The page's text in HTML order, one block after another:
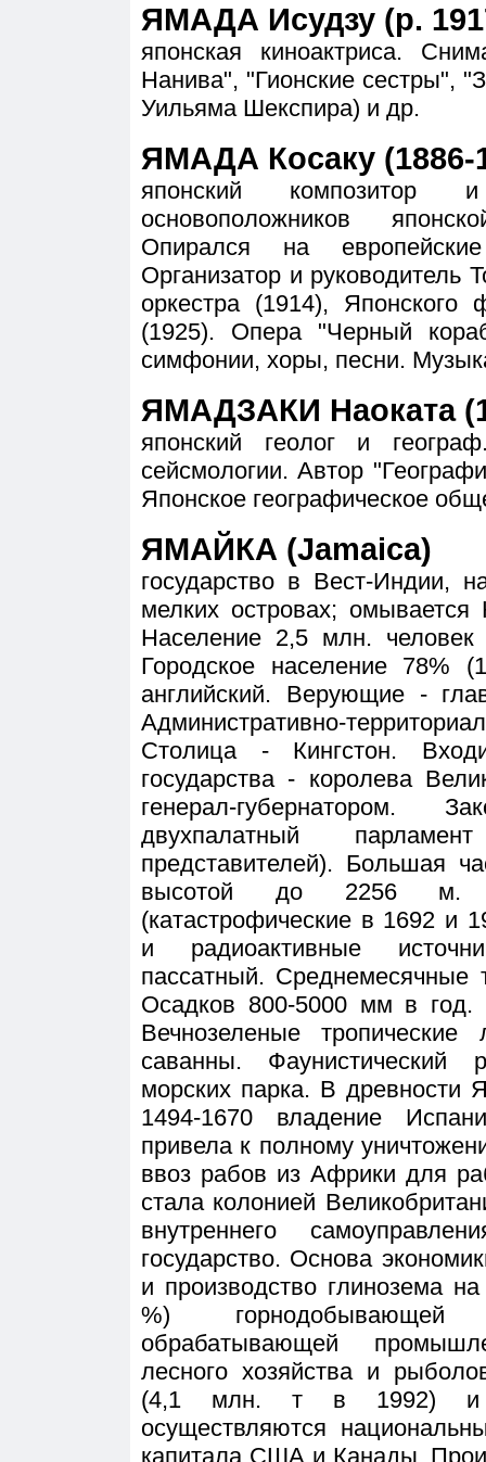
ЯМАДА Исудзу (р.
японская киноактриса.
Нанива", "Гионские сестры",
Уильяма Шекспира) и др.
ЯМАДА Косаку (1886-
японский
основоположников
Опирался на
Организатор и руководитель
оркестра (1914), Японского
(1925). Опера "Черный
симфонии, хоры, песни.
ЯМАДЗАКИ Наоката
японский геолог и
сейсмологии. Автор
Японское географическое
ЯМАЙКА (Jamaica)
государство в Вест-Индии,
мелких островах;
Население 2,5 млн.
Городское население 78%
английский. Верующие -
Административно-
Столица - Кингстон.
государства - королева
генерал-губернатором.
двухпалатный
представителей). Большая
высотой до 2256 м.
(катастрофические в 1692 и
и радиоактивные
пассатный.
Осадков 800-5000 мм в год.
Вечнозеленые
саванны. Фаунистический
морских парка. В древности
1494-1670 владение
привела к полному
ввоз рабов из Африки для
стала колонией
внутреннего
государство. Основа
и производство глинозема
%) горнодобывающей
обрабатывающей
лесного хозяйства и
(4,1 млн. т в 1992) и
осуществляются
капитала США и Канады.